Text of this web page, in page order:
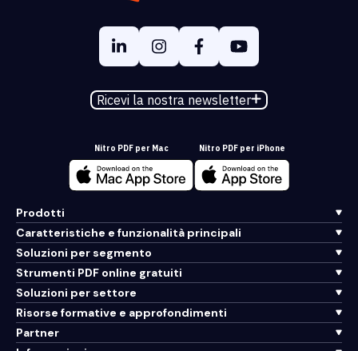
Ricevi la nostra newsletter
Nitro PDF per Mac Nitro PDF per iPhone
Prodotti
Caratteristiche e funzionalità principali
Soluzioni per segmento
Strumenti PDF online gratuiti
Soluzioni per settore
Risorse formative e approfondimenti
Partner